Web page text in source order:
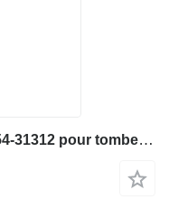
Komatsu CAPOT HM400-3 56B-54-31312 pour tombereau articulé